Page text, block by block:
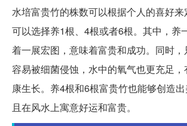
水培富贵竹的株数可以根据个人的喜好来
可以选择养1根、4根或者6根。其中，养
着一展宏图，意味着富贵和成功。同时
容易被细菌侵蚀，水中的氧气也更充足
康生长。养4根和6根富贵竹也能够创造
且在风水上寓意好运和富贵。